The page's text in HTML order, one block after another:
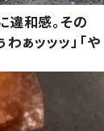
和感。その
ぁッッッ」「や